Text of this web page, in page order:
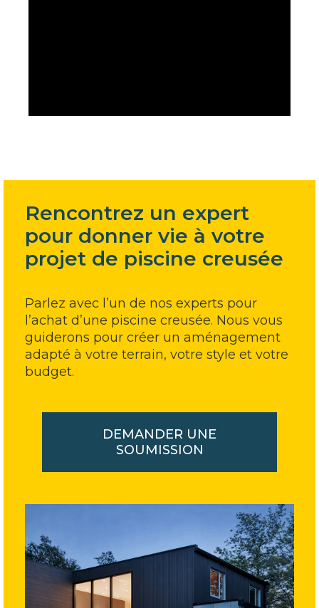
Rencontrez un expert
pour donner vie à votre
projet de piscine creusée
Parlez avec l’un de nos experts pour
l’achat d’une piscine creusée. Nous vous
guiderons pour créer un aménagement
adapté à votre terrain, votre style et votre
budget.
DEMANDER UNE
SOUMISSION